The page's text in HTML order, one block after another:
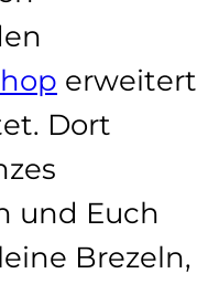
erweitert
Dort
und Euch
Brezeln,